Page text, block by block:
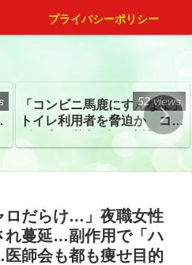
プライバシーポリシー
「コンビニ馬鹿にすんなよ」
トイレ利用者を脅迫か コン
52 views
ロだらけ…」夜職女性
れ蔓延…副作用で「ハ
師会も都も痩せ目的